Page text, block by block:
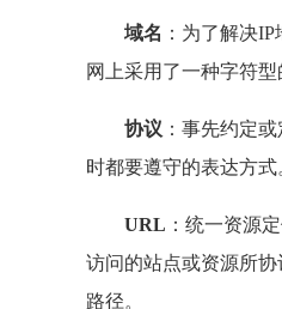
域名 ：为了解决
网上采用了一种字符型
协议 ：事先约定
时都要遵守的表达方式
URL ：统一资源
访问的站点或资源所
路径。